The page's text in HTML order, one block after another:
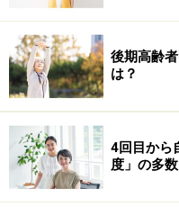
これが1日に受け取れる
仕事を休んだ日数をか
まります。
ここで出てくる「標準
本給のほか、通勤手当
を区分けしたもので、5
後期高齢
は？
4回目から
度」の多